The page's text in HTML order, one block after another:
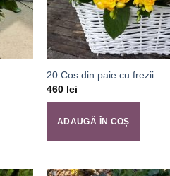
20.Cos din paie cu frezii
460 lei
ADAUGĂ ÎN COȘ